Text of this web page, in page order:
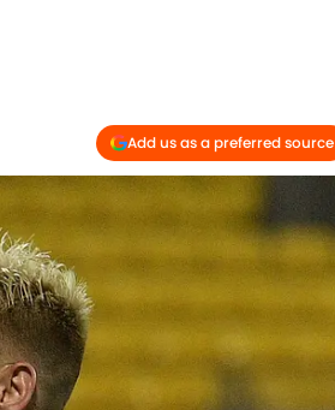
Add us as a preferred source